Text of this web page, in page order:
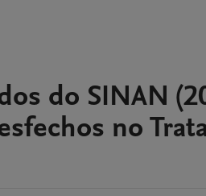
do SINAN
no